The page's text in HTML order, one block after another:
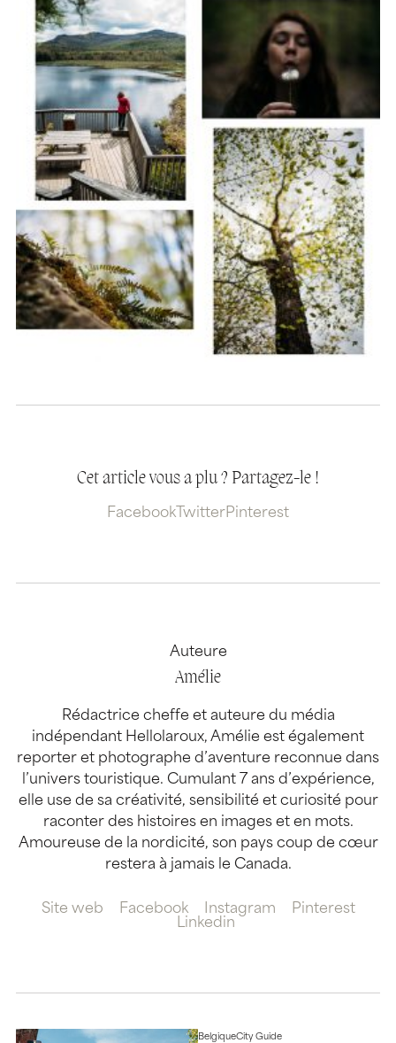
Cet article vous a plu ? Partagez-le !
Facebook TwitterPinterest
Auteure
Amélie
Rédactrice cheffe et auteure du média
indépendant Hellolaroux, Amélie est également
reporter et photographe d’aventure reconnue dans
l’univers touristique. Cumulant 7 ans d’expérience,
elle use de sa créativité, sensibilité et curiosité pour
raconter des histoires en images et en mots.
Amoureuse de la nordicité, son pays coup de cœur
restera à jamais le Canada.
Site web Facebook Instagram
Pinterest
Linkedin
BelgiqueCity Guide